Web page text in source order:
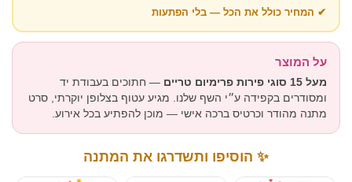
✔ המחיר כולל את הכל — בלי הפתעות
על המוצר
מעל 15 סוגי פירות פרימיום טריים
— חתוכים בעבודת יד
ומסודרים בקפידה ע״י השף שלנו. מגיע עטוף בצלופן יוקרתי, סרט
מתנה מהודר וכרטיס ברכה אישי — מוכן להפתיע בכל אירוע.
✨ הוסיפו ותשדרגו את המתנה